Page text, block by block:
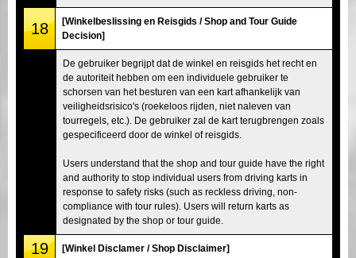
18
[Winkelbeslissing en Reisgids / Shop and Tour Guide
Decision]
De gebruiker begrijpt dat de winkel en reisgids het recht en
de autoriteit hebben om een individuele gebruiker te
schorsen van het besturen van een kart afhankelijk van
veiligheidsrisico's (roekeloos rijden, niet naleven van
tourregels, etc.). De gebruiker zal de kart terugbrengen zoals
gespecificeerd door de winkel of reisgids.
Users understand that the shop and tour guide have the right
and authority to stop individual users from driving karts in
response to safety risks (such as reckless driving, non-
compliance with tour rules). Users will return karts as
designated by the shop or tour guide.
19 [Winkel Disclamer / Shop Disclaimer]